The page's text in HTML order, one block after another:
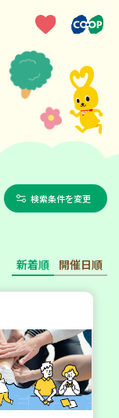
検索条件を変更
新着順 開催日順